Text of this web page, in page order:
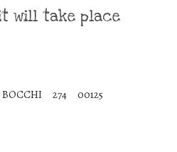
it will take place
BOCCHI 274 00125